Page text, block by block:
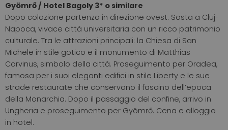
Gyömrő / Hotel Bagoly 3* o similare
Dopo colazione partenza in direzione ovest. Sosta a Cluj-
Napoca, vivace città universitaria con un ricco patrimonio
culturale. Tra le attrazioni principali: la Chiesa di San
Michele in stile gotico e il monumento di Matthias
Corvinus, simbolo della città. Proseguimento per Oradea,
famosa per i suoi eleganti edifici in stile Liberty e le sue
strade restaurate che conservano il fascino dell’epoca
della Monarchia. Dopo il passaggio del confine, arrivo in
Ungheria e proseguimento per Gyömrő. Cena e alloggio
in hotel.